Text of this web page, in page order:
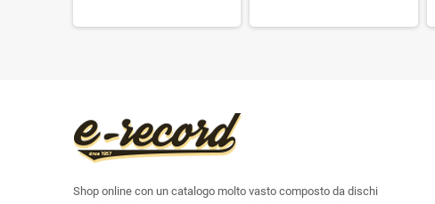
Shop online con un catalogo molto vasto composto da dischi